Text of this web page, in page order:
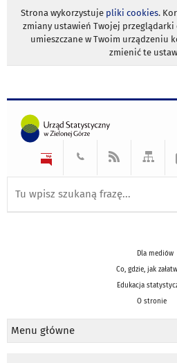
Strona wykorzystuje pliki cookies.
zmiany ustawień Twojej przeglądarki
umieszczane w Twoim urządzeniu
zmienić te
Dla mediów
Co, gdzie, jak
Edukacja
O stronie
Menu główne